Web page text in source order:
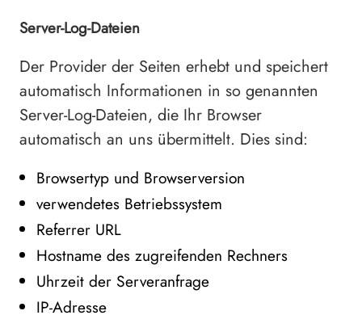
Server-Log-Dateien
Der Provider der Seiten erhebt und speichert
automatisch Informationen in so genannten
Server-Log-Dateien, die Ihr Browser
automatisch an uns übermittelt. Dies sind:
Browsertyp und Browserversion
verwendetes Betriebssystem
Referrer URL
Hostname des zugreifenden Rechners
Uhrzeit der Serveranfrage
IP-Adresse